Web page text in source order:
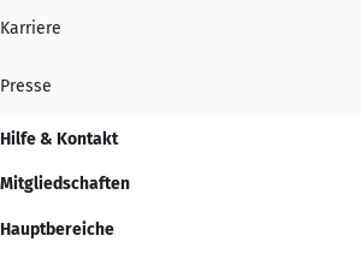
Karriere
Presse
Hilfe & Kontakt
Mitgliedschaften
Hauptbereiche